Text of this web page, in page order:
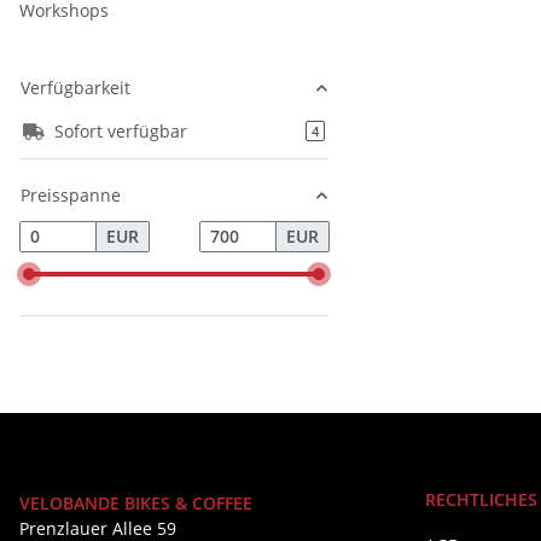
Workshops
Verfügbarkeit
Sofort verfügbar
4Artikel gefunden
Preisspanne
EUR
EUR
VELOBANDE BIKES & COFFEE
Prenzlauer Allee 59
RECHTLICHES